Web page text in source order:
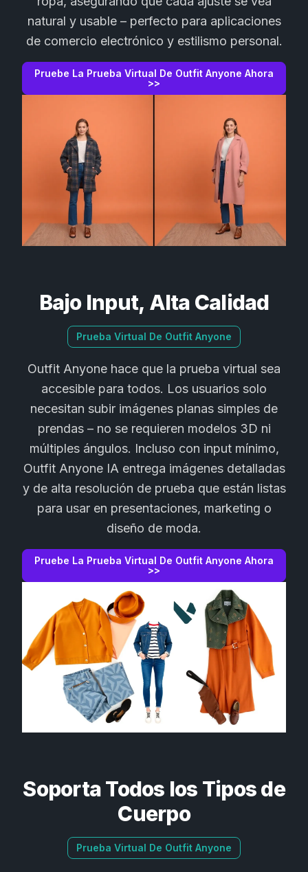
natural y usable – perfecto para aplicaciones
de comercio electrónico y estilismo personal.
Pruebe La Prueba Virtual De Outfit Anyone Ahora
>>
Bajo Input, Alta Calidad
Prueba Virtual De Outfit Anyone
Outfit Anyone hace que la prueba virtual sea
accesible para todos. Los usuarios solo
necesitan subir imágenes planas simples de
prendas – no se requieren modelos 3D ni
múltiples ángulos. Incluso con input mínimo,
Outfit Anyone IA entrega imágenes detalladas
y de alta resolución de prueba que están listas
para usar en presentaciones, marketing o
diseño de moda.
Pruebe La Prueba Virtual De Outfit Anyone Ahora
>>
Soporta Todos los Tipos de
Cuerpo
Prueba Virtual De Outfit Anyone